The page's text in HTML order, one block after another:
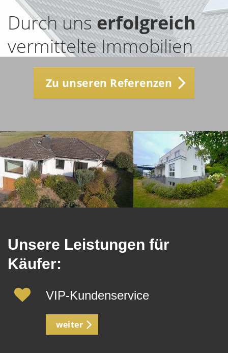
Durch unserfolgreich
vermittelte Immobilien
Zu unseren Referenzen
Unsere Leistungen für
Käufer:
VIP-Kundenservice
weiter